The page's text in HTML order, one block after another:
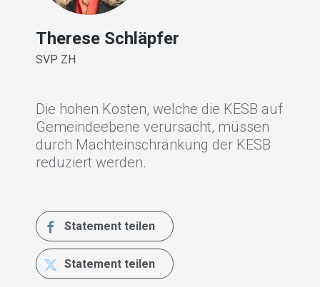
Therese Schläpfer
SVP ZH
Die hohen Kosten, welche die KESB auf
Gemeindeebene verursacht, müssen
durch Machteinschränkung der KESB
reduziert werden.
Statement teilen
Statement teilen